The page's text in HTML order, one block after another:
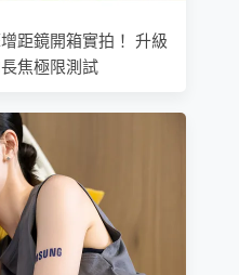
距鏡開箱實拍！ 升級
焦極限測試